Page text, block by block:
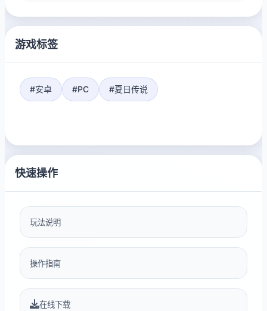
游戏标签
#安卓 #PC #夏日传说
快速操作
玩法说明
操作指南
在线下载